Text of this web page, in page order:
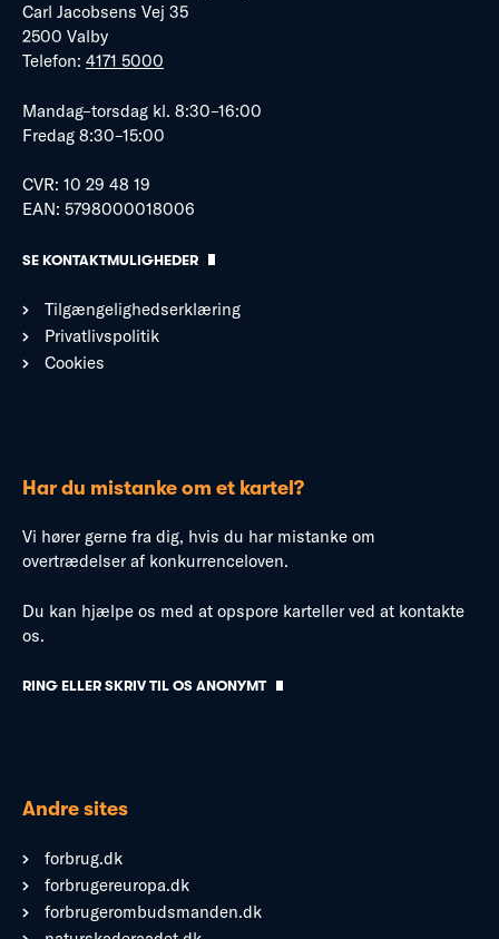
Carl Jacobsens Vej 35
2500 Valby
Telefon: 4171 5000
Mandag–torsdag kl. 8:30–16:00
Fredag 8:30–15:00
CVR: 10 29 48 19
EAN: 5798000018006
SE KONTAKTMULIGHEDER
Tilgængelighedserklæring
Privatlivspolitik
Cookies
Har du mistanke om et kartel?
Vi hører gerne fra dig, hvis du har mistanke om
overtrædelser af konkurrenceloven.
Du kan hjælpe os med at opspore karteller ved at kontakte
os.
RING ELLER SKRIV TIL OS ANONYMT
Andre sites
forbrug.dk
forbrugereuropa.dk
forbrugerombudsmanden.dk